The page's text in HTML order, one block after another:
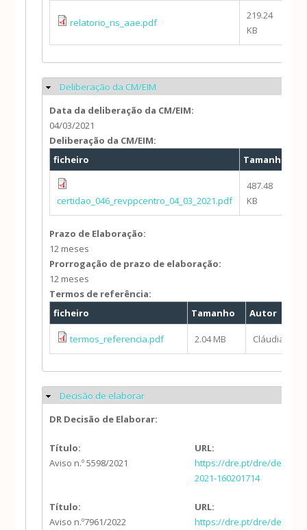
relatorio_ns_aae.pdf
219.24
KB
Ocultar
Deliberação da CM/EIM
Data da deliberação da CM/EIM:
04/03/2021
Deliberação da CM/EIM:
ficheiro
Tamanho
certidao_046_revppcentro_04_03_2021.pdf
487.48
KB
Prazo de Elaboração:
12 meses
Prorrogação de prazo de elaboração:
12 meses
Termos de referência:
ficheiro
Tamanho Autor
termos_referencia.pdf 2.04 MB Cláudia
Ocultar
Decisão de elaborar
DR Decisão de Elaborar:
Título:
Aviso n.º 5598/2021
URL:
https://dre.pt/dre/detalhe/
2021-160201714
Título:
Aviso n.º7961/2022
URL:
https://dre.pt/dre/detalhe/